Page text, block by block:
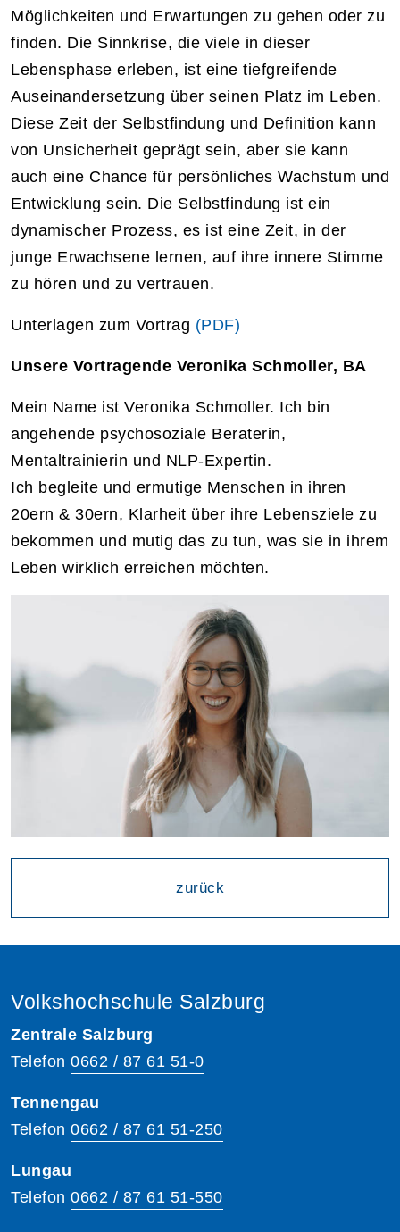
Möglichkeiten und Erwartungen zu gehen oder zu
finden. Die Sinnkrise, die viele in dieser
Lebensphase erleben, ist eine tiefgreifende
Auseinandersetzung über seinen Platz im Leben.
Diese Zeit der Selbstfindung und Definition kann
von Unsicherheit geprägt sein, aber sie kann
auch eine Chance für persönliches Wachstum und
Entwicklung sein. Die Selbstfindung ist ein
dynamischer Prozess, es ist eine Zeit, in der
junge Erwachsene lernen, auf ihre innere Stimme
zu hören und zu vertrauen.
Unterlagen zum Vortrag (PDF)
Unsere Vortragende Veronika Schmoller, BA
Mein Name ist Veronika Schmoller. Ich bin
angehende psychosoziale Beraterin,
Mentaltrainierin und NLP-Expertin.
Ich begleite und ermutige Menschen in ihren
20ern & 30ern, Klarheit über ihre Lebensziele zu
bekommen und mutig das zu tun, was sie in ihrem
Leben wirklich erreichen möchten.
zurück
Volkshochschule Salzburg
Zentrale Salzburg
Telefon 0662 / 87 61 51-0
Tennengau
Telefon 0662 / 87 61 51-250
Lungau
Telefon 0662 / 87 61 51-550